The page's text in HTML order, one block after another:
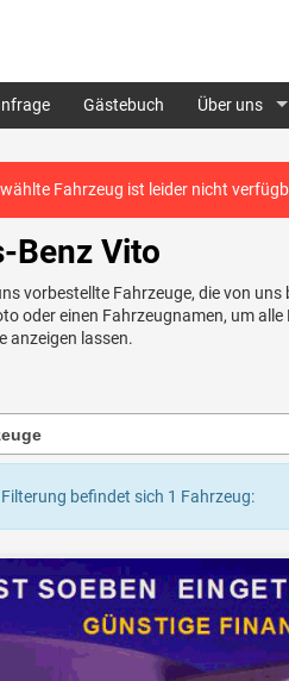
Gästebuch Über uns
Fahrzeug ist leider nicht
Benz Vito
vorbestellte Fahrzeuge, die von
oder einen Fahrzeugnamen, um
anzeigen lassen.
befindet sich 1 Fahrzeug: